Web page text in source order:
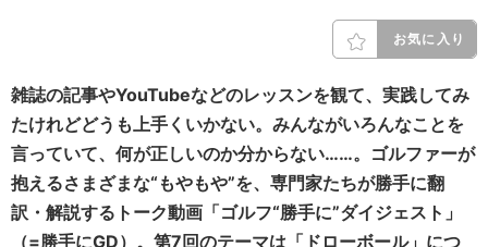
お気に入り
雑誌の記事やYouTubeなどのレッスンを観て、実践してみ
たけれどどうも上手くいかない。みんながいろんなことを
言っていて、何が正しいのか分からない……。ゴルファーが
抱えるさまざまな“もやもや”を、専門家たちが勝手に翻
訳・解説するトーク動画「ゴルフ“勝手に”ダイジェスト」
（=勝手にGD）。第7回のテーマは「ドローボール」につ